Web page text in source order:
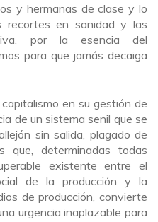
y hermanas de clase y lo
recortes en sanidad y las
por la esencia del
para que jamás decaiga
en su gestión de
de un sistema senil que se
sin salida, plagado de
que, determinadas todas
existente entre el
de la producción y la
de producción, convierte
urgencia inaplazable para